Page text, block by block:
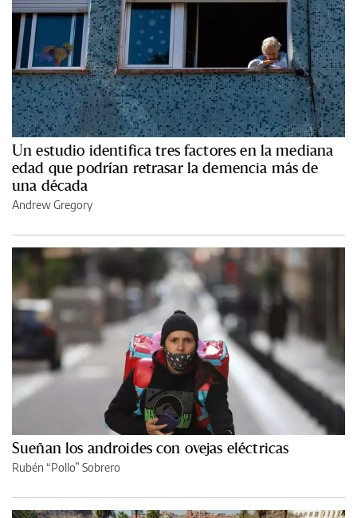
Un estudio identifica tres factores en la mediana
edad que podrían retrasar la demencia más de
una década
Andrew Gregory
Sueñan los androides con ovejas eléctricas
Rubén “Pollo” Sobrero